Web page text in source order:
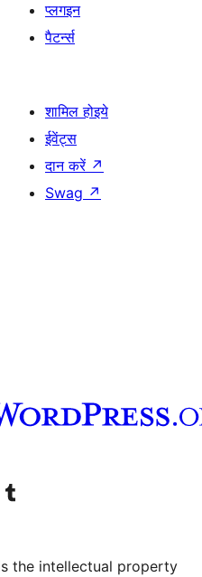
प्लगइन
पैटर्न्स
शामिल होइये
ईवेंट्स
दान करें ↗
Swag ↗
हमारे Tumblr खाते पर जाएँ
the intellectual property